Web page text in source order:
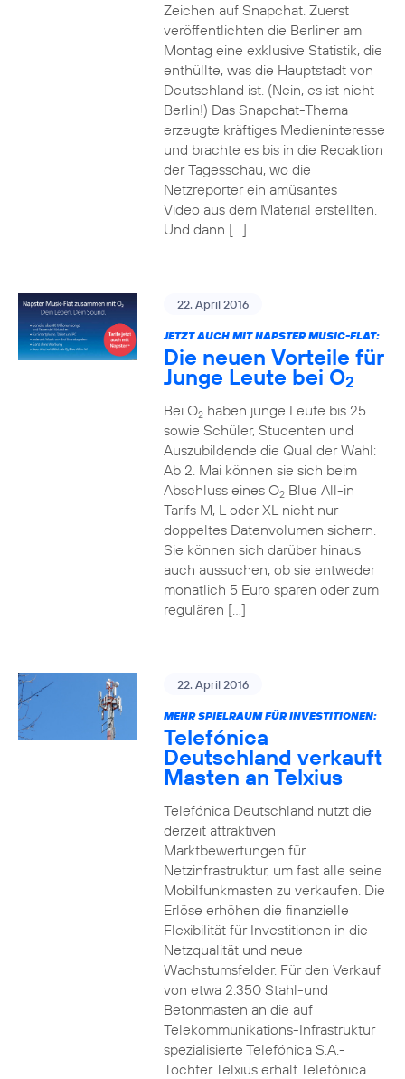
Zeichen auf Snapchat. Zuerst
veröffentlichten die Berliner am
Montag eine exklusive Statistik, die
enthüllte, was die Hauptstadt von
Deutschland ist. (Nein, es ist nicht
Berlin!) Das Snapchat-Thema
erzeugte kräftiges Medieninteresse
und brachte es bis in die Redaktion
der Tagesschau, wo die
Netzreporter ein amüsantes
Video aus dem Material erstellten.
Und dann […]
22. April 2016
JETZT AUCH MIT NAPSTER MUSIC-FLAT:
Die neuen Vorteile für
Junge Leute bei O2
Bei O2haben junge Leute bis 25
sowie Schüler, Studenten und
Auszubildende die Qual der Wahl:
Ab 2. Mai können sie sich beim
Abschluss eines O2Blue All-in
Tarifs M, L oder XL nicht nur
doppeltes Datenvolumen sichern.
Sie können sich darüber hinaus
auch aussuchen, ob sie entweder
monatlich 5 Euro sparen oder zum
regulären […]
22. April 2016
MEHR SPIELRAUM FÜR INVESTITIONEN:
Telefónica
Deutschland verkauft
Masten an Telxius
Telefónica Deutschland nutzt die
derzeit attraktiven
Marktbewertungen für
Netzinfrastruktur, um fast alle seine
Mobilfunkmasten zu verkaufen. Die
Erlöse erhöhen die finanzielle
Flexibilität für Investitionen in die
Netzqualität und neue
Wachstumsfelder. Für den Verkauf
von etwa 2.350 Stahl-und
Betonmasten an die auf
Telekommunikations-Infrastruktur
spezialisierte Telefónica S.A.-
Tochter Telxius erhält Telefónica